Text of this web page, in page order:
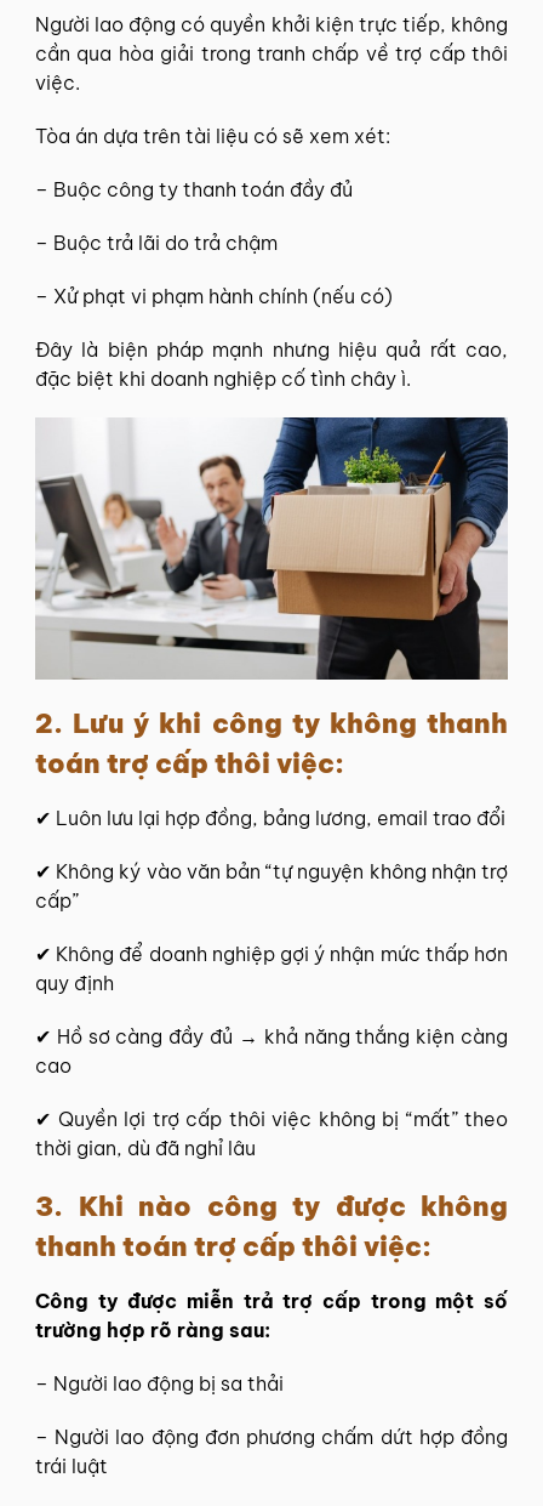
Người lao động có quyền khởi kiện trực tiếp, không
cần qua hòa giải trong tranh chấp về trợ cấp thôi
việc.
Tòa án dựa trên tài liệu có sẽ xem xét:
– Buộc công ty thanh toán đầy đủ
– Buộc trả lãi do trả chậm
– Xử phạt vi phạm hành chính (nếu có)
Đây là biện pháp mạnh nhưng hiệu quả rất cao,
đặc biệt khi doanh nghiệp cố tình chây ì.
2. Lưu ý khi công ty không thanh
toán trợ cấp thôi việc:
✔ Luôn lưu lại hợp đồng, bảng lương, email trao đổi
✔ Không ký vào văn bản “tự nguyện không nhận trợ
cấp”
✔ Không để doanh nghiệp gợi ý nhận mức thấp hơn
quy định
✔ Hồ sơ càng đầy đủ → khả năng thắng kiện càng
cao
✔ Quyền lợi trợ cấp thôi việc không bị “mất” theo
thời gian, dù đã nghỉ lâu
3. Khi nào công ty được không
thanh toán trợ cấp thôi việc:
Công ty được miễn trả trợ cấp trong một số
trường hợp rõ ràng sau:
– Người lao động bị sa thải
– Người lao động đơn phương chấm dứt hợp đồng
trái luật